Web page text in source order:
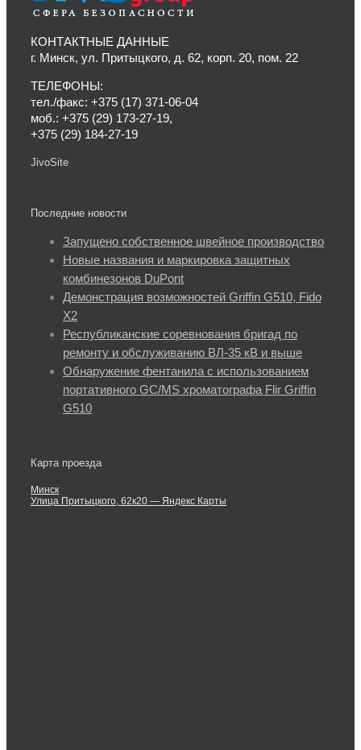
КОНТАКТНЫЕ ДАННЫЕ
г. Минск, ул. Притыцкого, д. 62, корп. 20, пом. 22
ТЕЛЕФОНЫ:
тел./факс: +375 (17) 371-06-04
моб.: +375 (29) 173-27-19,
+375 (29) 184-27-19
JivoSite
Последние новости
Запущено собственное швейное производство
Новые названия и маркировка защитных
комбинезонов DuPont
Демонстрация возможностей Griffin G510, Fido
X2
Республиканские соревнования бригад по
ремонту и обслуживанию ВЛ-35 кВ и выше
Обнаружение фентанила с использованием
портативного GC/MS хроматографа Flir Griffin
G510
Карта проезда
Минск
Улица Притыцкого, 62к20 — Яндекс Карты